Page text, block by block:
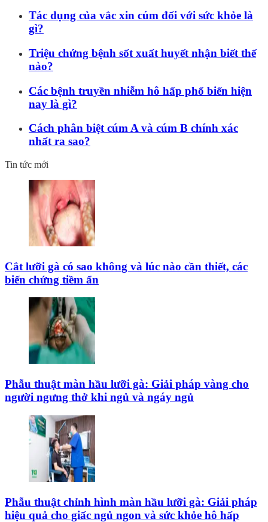
Tác dụng của vắc xin cúm đối với sức khỏe là
gì?
Triệu chứng bệnh sốt xuất huyết nhận biết thế
nào?
Các bệnh truyền nhiễm hô hấp phổ biến hiện
nay là gì?
Cách phân biệt cúm A và cúm B chính xác
nhất ra sao?
Tin tức mới
Cắt lưỡi gà có sao không và lúc nào cần thiết, các
biến chứng tiềm ẩn
Phẫu thuật màn hầu lưỡi gà: Giải pháp vàng cho
người ngưng thở khi ngủ và ngáy ngủ
Phẫu thuật chỉnh hình màn hầu lưỡi gà: Giải pháp
hiệu quả cho giấc ngủ ngon và sức khỏe hô hấp